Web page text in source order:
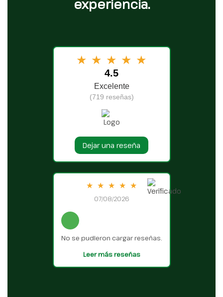
experiencia.
★ ★ ★ ★ ★
4.5
Excelente
(719 reseñas)
Dejar una reseña
★ ★ ★ ★ ★
07/08/2026
No se pudieron cargar reseñas.
Leer más reseñas